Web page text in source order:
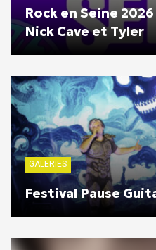
Rock en Seine
Nick Cave et Tyler
GALERIES
Festival Pause